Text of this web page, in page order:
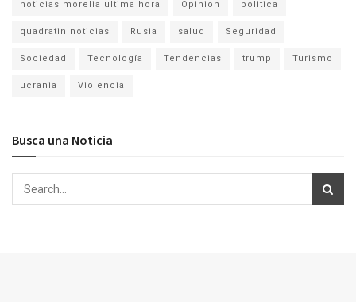
noticias morelia ultima hora Opinion politica
quadratin noticias Rusia salud Seguridad
Sociedad Tecnología Tendencias trump Turismo
ucrania Violencia
Busca una Noticia